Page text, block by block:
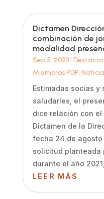
Dictamen
combinación de
modalidad
Sep 5, 2023|
Miembros PDP,
Estimadas socias y
saludarles, el
dice relación con
Dictamen de la
fecha 24 de
solicitud planteada
durante el año
LEER MÁS